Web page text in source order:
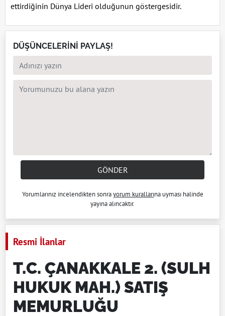
ettirdiğinin Dünya Lideri olduğunun göstergesidir.
DÜŞÜNCELERİNİ PAYLAŞ!
GÖNDER
Yorumlarınız incelendikten sonrayorum kurallarına uyması halinde
yayına alıncaktır.
Resmi İlanlar
T.C. ÇANAKKALE 2. (SULH
HUKUK MAH.) SATIŞ
MEMURLUĞU